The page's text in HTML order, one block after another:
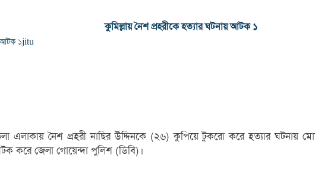
কুমিল্লায় নৈশ প্রহরীকে হত্যার ঘটনায় আটক ১
আটক ১jitu
এলাকায় নৈশ প্রহরী নাছির উদ্দিনকে (২৬) কুপিয়ে টুকরো করে হত্যার
করে জেলা গোয়েন্দা পুলিশ (ডিবি)।